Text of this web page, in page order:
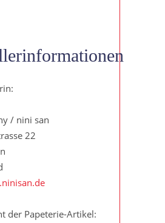
/ nini san
22
der Papeterie-Artikel: